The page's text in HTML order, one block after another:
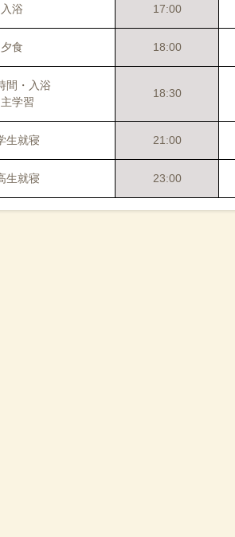
入浴 17:00
夕食 18:00
間 ・入浴
学習
18:30
生就寝 21:00
生就寝 23:00